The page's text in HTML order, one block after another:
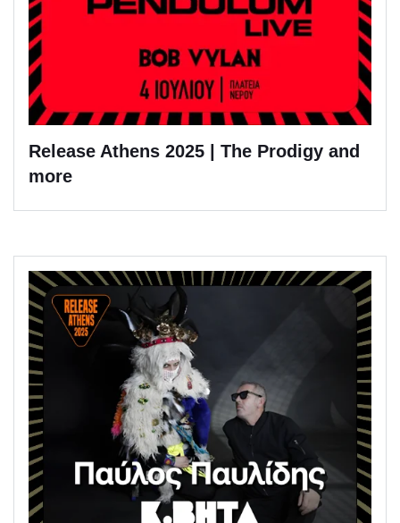
Release Athens 2025 | The Prodigy and
more